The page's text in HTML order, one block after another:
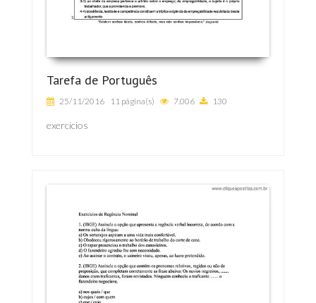
Tarefa de Português
25/11/2016 11 página(s) 7.006 130
exercicios